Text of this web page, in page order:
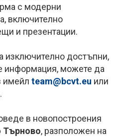
с модерни
включително
и презентации.
изключително достъпни,
информация, можете да
имейл team@bcvt.eu или
.
в новопостроения
Търново, разположен на